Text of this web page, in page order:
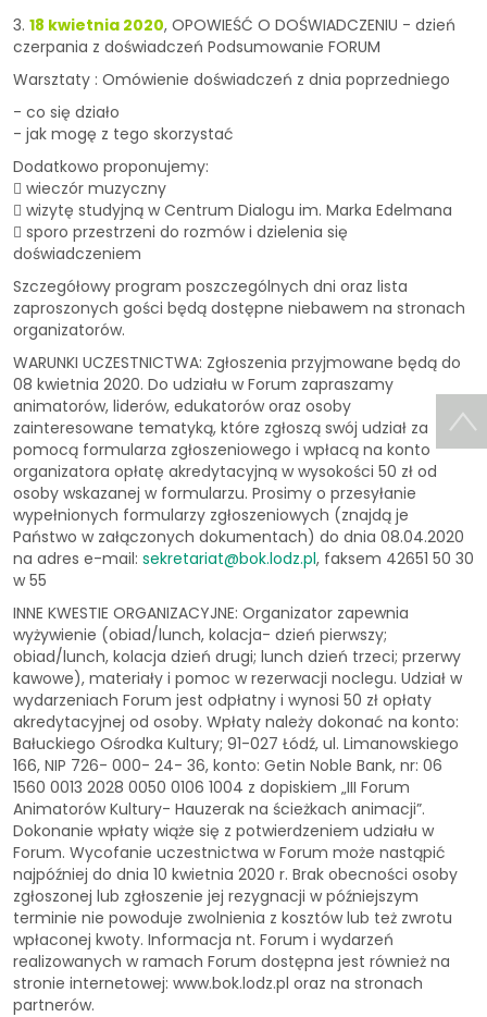
3. 18 kwietnia 2020, OPOWIEŚĆ O DOŚWIADCZENIU - dzień
czerpania z doświadczeń Podsumowanie FORUM
Warsztaty : Omówienie doświadczeń z dnia poprzedniego
- co się działo
- jak mogę z tego skorzystać
Dodatkowo proponujemy:
 wieczór muzyczny
 wizytę studyjną w Centrum Dialogu im. Marka Edelmana
 sporo przestrzeni do rozmów i dzielenia się
doświadczeniem
Szczegółowy program poszczególnych dni oraz lista
zaproszonych gości będą dostępne niebawem na stronach
organizatorów.
WARUNKI UCZESTNICTWA: Zgłoszenia przyjmowane będą do
08 kwietnia 2020. Do udziału w Forum zapraszamy
animatorów, liderów, edukatorów oraz osoby
zainteresowane tematyką, które zgłoszą swój udział za
pomocą formularza zgłoszeniowego i wpłacą na konto
organizatora opłatę akredytacyjną w wysokości 50 zł od
osoby wskazanej w formularzu. Prosimy o przesyłanie
wypełnionych formularzy zgłoszeniowych (znajdą je
Państwo w załączonych dokumentach) do dnia 08.04.2020
na adres e-mail: sekretariat@bok.lodz.pl, faksem 42651 50 30
w 55
INNE KWESTIE ORGANIZACYJNE: Organizator zapewnia
wyżywienie (obiad/lunch, kolacja- dzień pierwszy;
obiad/lunch, kolacja dzień drugi; lunch dzień trzeci; przerwy
kawowe), materiały i pomoc w rezerwacji noclegu. Udział w
wydarzeniach Forum jest odpłatny i wynosi 50 zł opłaty
akredytacyjnej od osoby. Wpłaty należy dokonać na konto:
Bałuckiego Ośrodka Kultury; 91-027 Łódź, ul. Limanowskiego
166, NIP 726- 000- 24- 36, konto: Getin Noble Bank, nr: 06
1560 0013 2028 0050 0106 1004 z dopiskiem „III Forum
Animatorów Kultury- Hauzerak na ścieżkach animacji”.
Dokonanie wpłaty wiąże się z potwierdzeniem udziału w
Forum. Wycofanie uczestnictwa w Forum może nastąpić
najpóźniej do dnia 10 kwietnia 2020 r. Brak obecności osoby
zgłoszonej lub zgłoszenie jej rezygnacji w późniejszym
terminie nie powoduje zwolnienia z kosztów lub też zwrotu
wpłaconej kwoty. Informacja nt. Forum i wydarzeń
realizowanych w ramach Forum dostępna jest również na
stronie internetowej: www.bok.lodz.pl oraz na stronach
partnerów.